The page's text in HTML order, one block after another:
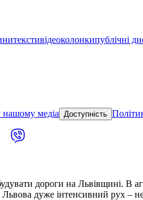
текстивідеоколонкипублічні
нашому медіа Доступність
дороги на Львівщині. В
Львова дуже інтенсивний рух –